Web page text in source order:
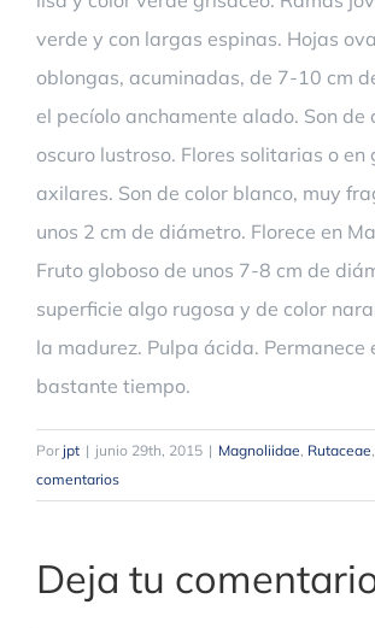
verde y con largas espinas. Hojas
oblongas, acuminadas, de 7-10 cm
el pecíolo anchamente alado. Son de
oscuro lustroso. Flores solitarias o en
axilares. Son de color blanco, muy
unos 2 cm de diámetro. Florece en
Fruto globoso de unos 7-8 cm de
superficie algo rugosa y de color
la madurez. Pulpa ácida. Permanece
bastante tiempo.
Por jpt | junio 29th, 2015 | Magnoliidae, Rutaceae,
comentarios
Deja tu